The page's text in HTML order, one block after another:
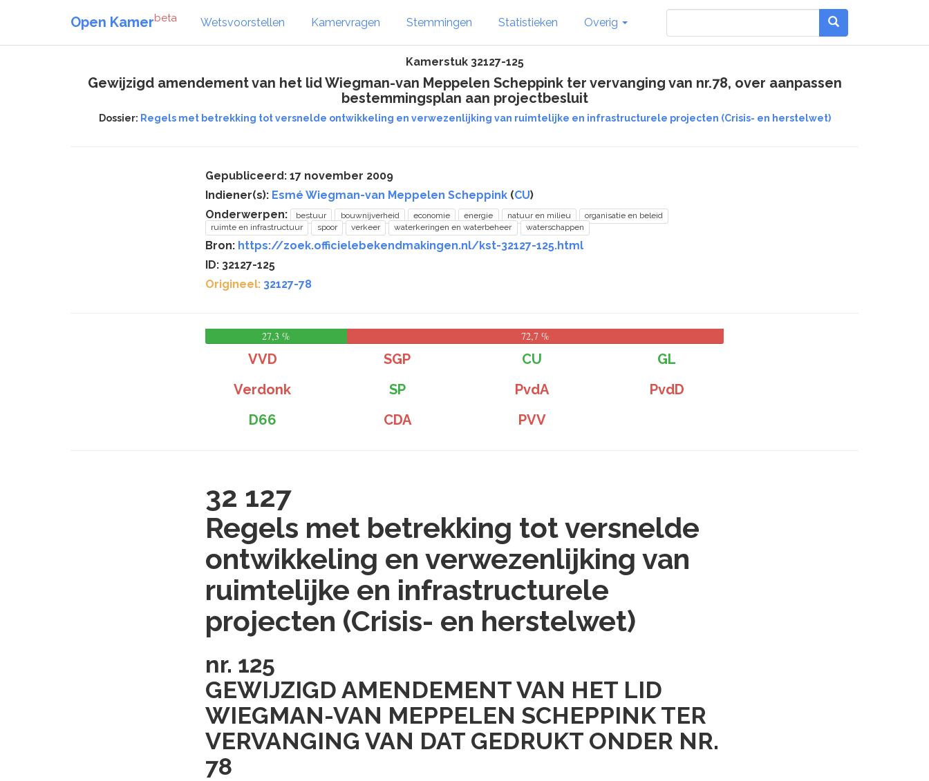
Open Kamerbeta Wetsvoorstellen Kamervragen Stemmingen Statistieken Overig
Kamerstuk 32127-125
Gewijzigd amendement van het lid Wiegman-van Meppelen Scheppink ter vervanging van nr.78, over aanpassen
bestemmingsplan aan projectbesluit
Dossier: Regels met betrekking tot versnelde ontwikkeling en verwezenlijking van ruimtelijke en infrastructurele projecten (Crisis- en herstelwet)
Gepubliceerd: 17 november 2009
Indiener(s): Esmé Wiegman-van Meppelen Scheppink (CU)
Onderwerpen:
bestuur bouwnijverheid economie energie natuur en milieu
organisatie en beleid
ruimte en infrastructuur
spoor verkeer waterkeringen en waterbeheer waterschappen
Bron: https://zoek.officielebekendmakingen.nl/kst-32127-125.html
ID: 32127-125
Origineel: 32127-78
27,3 % 72,7 %
VVD SGP CU
GL
Verdonk
SP PvdA
PvdD
D66
CDA PVV
32 127
Regels met betrekking tot versnelde
ontwikkeling en verwezenlijking van
ruimtelijke en infrastructurele
projecten (Crisis- en herstelwet)
nr. 125
GEWIJZIGD AMENDEMENT VAN HET LID
WIEGMAN-VAN MEPPELEN SCHEPPINK TER
VERVANGING VAN DAT GEDRUKT ONDER NR.
78